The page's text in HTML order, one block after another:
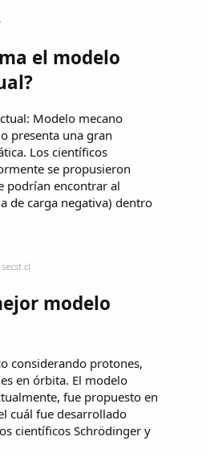
el modelo
Modelo mecano
presenta una gran
Los científicos
se propusieron
podrían encontrar al
de carga negativa) dentro
modelo
considerando protones,
en órbita. El modelo
fue propuesto en
cuál fue desarrollado
científicos Schrödinger y